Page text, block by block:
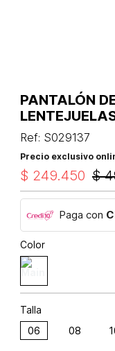
PANTALÓN
Ref: S029137
Precio exclusivo
$
$ 249.450
Paga con
Color
Talla
06 08